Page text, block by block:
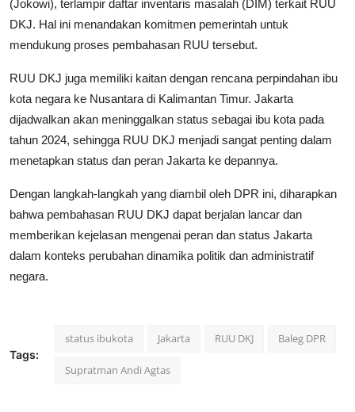
(Jokowi), terlampir daftar inventaris masalah (DIM) terkait RUU
DKJ. Hal ini menandakan komitmen pemerintah untuk
mendukung proses pembahasan RUU tersebut.
RUU DKJ juga memiliki kaitan dengan rencana perpindahan ibu
kota negara ke Nusantara di Kalimantan Timur. Jakarta
dijadwalkan akan meninggalkan status sebagai ibu kota pada
tahun 2024, sehingga RUU DKJ menjadi sangat penting dalam
menetapkan status dan peran Jakarta ke depannya.
Dengan langkah-langkah yang diambil oleh DPR ini, diharapkan
bahwa pembahasan RUU DKJ dapat berjalan lancar dan
memberikan kejelasan mengenai peran dan status Jakarta
dalam konteks perubahan dinamika politik dan administratif
negara.
Tags:
status ibukota Jakarta RUU DKJ Baleg DPR
Supratman Andi Agtas